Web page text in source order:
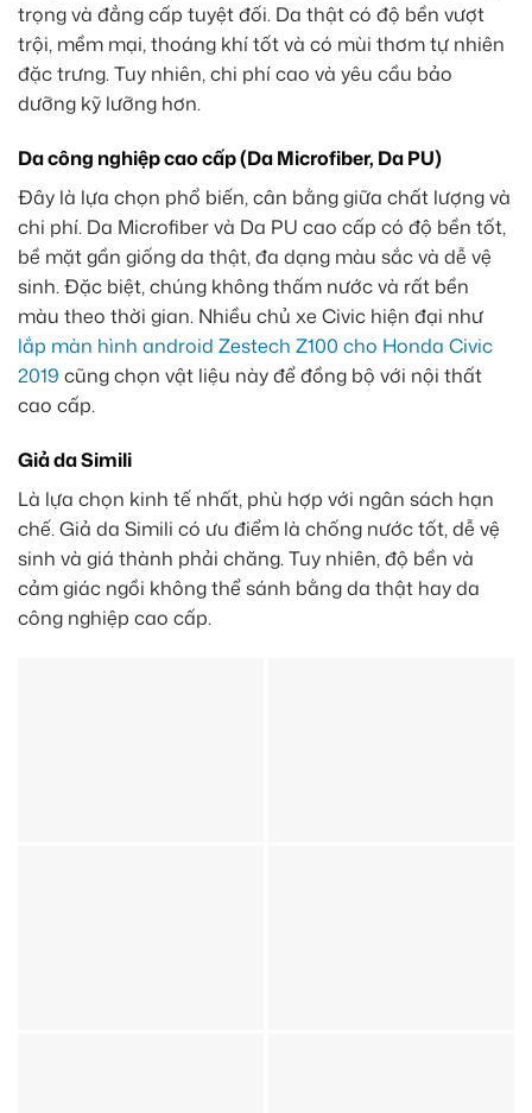
trọng và đẳng cấp tuyệt đối. Da thật có độ bền vượt
trội, mềm mại, thoáng khí tốt và có mùi thơm tự nhiên
đặc trưng. Tuy nhiên, chi phí cao và yêu cầu bảo
dưỡng kỹ lưỡng hơn.
Da công nghiệp cao cấp (Da Microfiber, Da PU)
Đây là lựa chọn phổ biến, cân bằng giữa chất lượng và
chi phí. Da Microfiber và Da PU cao cấp có độ bền tốt,
bề mặt gần giống da thật, đa dạng màu sắc và dễ vệ
sinh. Đặc biệt, chúng không thấm nước và rất bền
màu theo thời gian. Nhiều chủ xe Civic hiện đại như
lắp màn hình android Zestech Z100 cho Honda Civic
2019 cũng chọn vật liệu này để đồng bộ với nội thất
cao cấp.
Giả da Simili
Là lựa chọn kinh tế nhất, phù hợp với ngân sách hạn
chế. Giả da Simili có ưu điểm là chống nước tốt, dễ vệ
sinh và giá thành phải chăng. Tuy nhiên, độ bền và
cảm giác ngồi không thể sánh bằng da thật hay da
công nghiệp cao cấp.